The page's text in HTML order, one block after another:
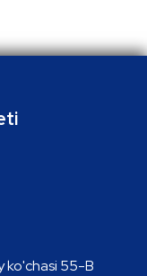
ko'chasi 55-B